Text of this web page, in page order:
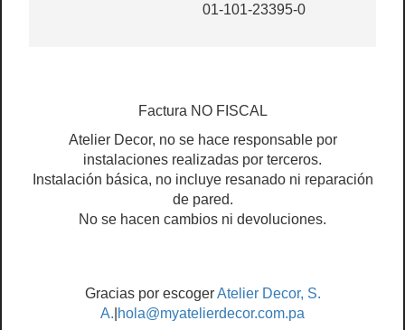
01-101-23395-0
Factura NO FISCAL
Atelier Decor, no se hace responsable por
instalaciones realizadas por terceros.
Instalación básica, no incluye resanado ni reparación
de pared.
No se hacen cambios ni devoluciones.
Gracias por escogerAtelier Decor, S.
A. hola@myatelierdecor.com.pa